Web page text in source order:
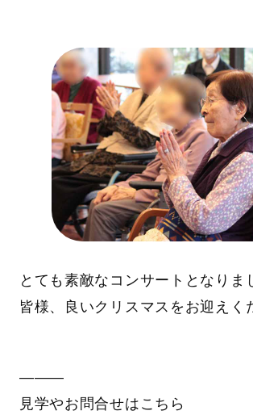
とても素敵なコンサートとなりま
皆様、良いクリスマスをお迎えく
―――
見学やお問合せはこちら